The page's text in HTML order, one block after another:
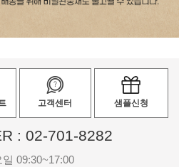
고객센터 샘플신청
: 02-701-8282
09:30~17:00